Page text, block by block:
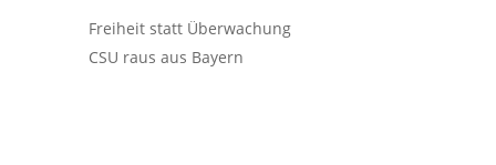
Freiheit statt Überwachung
CSU raus aus Bayern